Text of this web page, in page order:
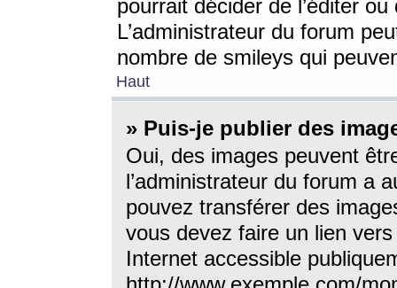
pourrait décider de l’éditer
L’administrateur du forum
nombre de smileys qui
Haut
» Puis-je publier des
Oui, des images peuvent
l’administrateur du forum a
pouvez transférer des
vous devez faire un lien
Internet accessible